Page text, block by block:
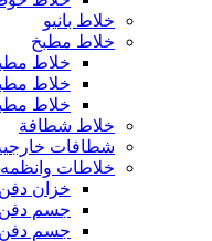
خلاط بانيو
خلاط مطبخ
خلاط
خلاط
خلاط
خلاط شطافة
شطافات
خلاطات وانظمه
خزان
جسم دفن
جسم